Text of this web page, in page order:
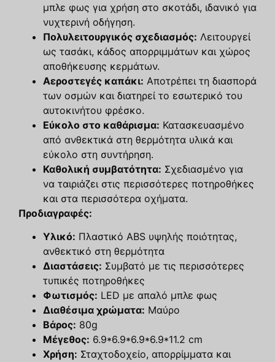
μπλε φως για χρήση στο σκοτάδι, ιδανικό για
νυχτερινή οδήγηση.
Πολυλειτουργικός σχεδιασμός: Λειτουργεί
ως τασάκι, κάδος απορριμμάτων και χώρος
αποθήκευσης κερμάτων.
Αεροστεγές καπάκι: Αποτρέπει τη διασπορά
των οσμών και διατηρεί το εσωτερικό του
αυτοκινήτου φρέσκο.
Εύκολο στο καθάρισμα: Κατασκευασμένο
από ανθεκτικά στη θερμότητα υλικά και
εύκολο στη συντήρηση.
Καθολική συμβατότητα: Σχεδιασμένο για
να ταιριάζει στις περισσότερες ποτηροθήκες
και στα περισσότερα οχήματα.
Προδιαγραφές:
Υλικό: Πλαστικό ABS υψηλής ποιότητας,
ανθεκτικό στη θερμότητα
Διαστάσεις: Συμβατό με τις περισσότερες
τυπικές ποτηροθήκες
Φωτισμός: LED με απαλό μπλε φως
Διαθέσιμα χρώματα: Μαύρο
Βάρος: 80g
Μέγεθος: 6.9*6.9*6.9*6.9*11.2 cm
Χρήση: Σταχτοδοχείο, απορρίμματα και